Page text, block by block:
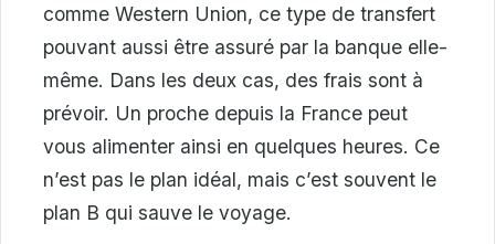
comme Western Union, ce type de transfert
pouvant aussi être assuré par la banque elle-
même. Dans les deux cas, des frais sont à
prévoir. Un proche depuis la France peut
vous alimenter ainsi en quelques heures. Ce
n’est pas le plan idéal, mais c’est souvent le
plan B qui sauve le voyage.